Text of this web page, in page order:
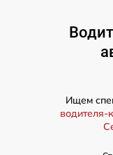
Ищем
водителя-